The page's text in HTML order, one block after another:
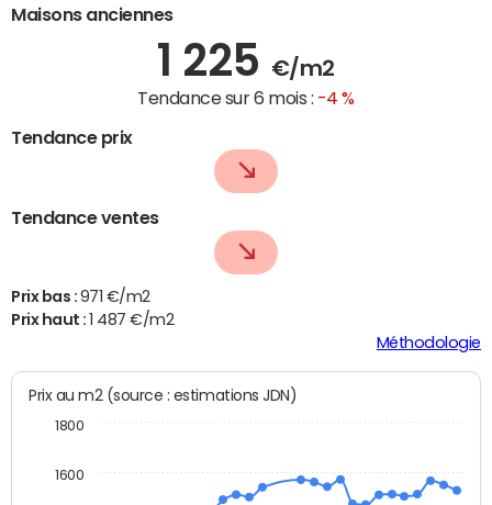
Maisons anciennes
1 225 €/m2
Tendance sur 6 mois : -4 %
Tendance prix
Tendance ventes
Prix bas : 971 €/m2
Prix haut :
1 487 €/m2
Méthodologie
Prix au m2 (source : estimations JDN)
1600
1800